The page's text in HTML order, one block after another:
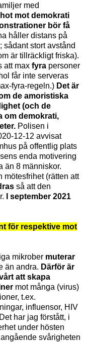
med
mot demokrati
bör få
håller distans på
sådant stort avstånd
är tillräckligt friska).
att max fyra personer
får inte serveras
fyra-regeln.) Det är
de amoristiska
(och de
om demokrati,
Polisen i
12-12 avvisat
på offentlig plats
enda motivering
än 8 människor.
mötesfrihet (rätten att
så att den
I september 2021
för respektive mot
mikrober muterar
än andra. Därför är
att skapa
mot många (virus)
t.ex.
influensor, HIV
har jag förstått, i
under hösten
svårigheten